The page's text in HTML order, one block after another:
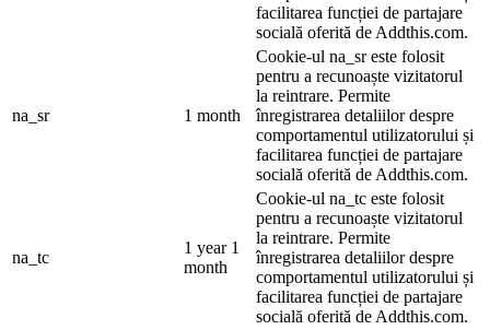
facilitarea funcției de partajare
socială oferită de Addthis.com.
na_sr 1 month
Cookie-ul na_sr este folosit
pentru a recunoaște vizitatorul
la reintrare. Permite
înregistrarea detaliilor despre
comportamentul utilizatorului și
facilitarea funcției de partajare
socială oferită de Addthis.com.
na_tc
1 year 1
month
Cookie-ul na_tc este folosit
pentru a recunoaște vizitatorul
la reintrare. Permite
înregistrarea detaliilor despre
comportamentul utilizatorului și
facilitarea funcției de partajare
socială oferită de Addthis.com.